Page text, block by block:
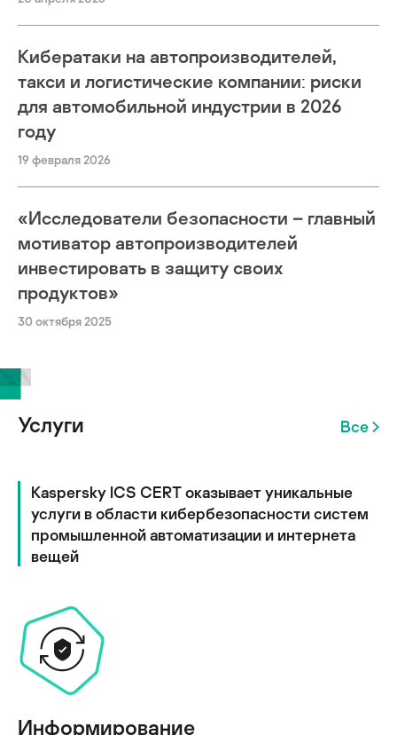
Кибератаки на автопроизводителей,
такси и логистические компании: риски
для автомобильной индустрии в 2026
году
19 февраля 2026
«Исследователи безопасности – главный
мотиватор автопроизводителей
инвестировать в защиту своих
продуктов»
30 октября 2025
Услуги Все
Kaspersky ICS CERT оказывает уникальные
услуги в области кибербезопасности систем
промышленной автоматизации и интернета
вещей
Информирование